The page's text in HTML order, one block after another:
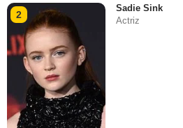
2
Sadie Sink
Actriz